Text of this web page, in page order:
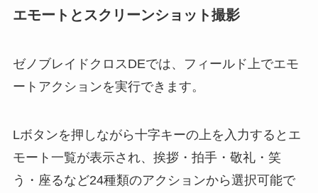
エモートとスクリーンショット撮影
ゼノブレイドクロスDEでは、フィールド上でエモ
ートアクションを実行できます。
Lボタンを押しながら十字キーの上を入力するとエ
モート一覧が表示され、挨拶・拍手・敬礼・笑
う・座るなど24種類のアクションから選択可能で